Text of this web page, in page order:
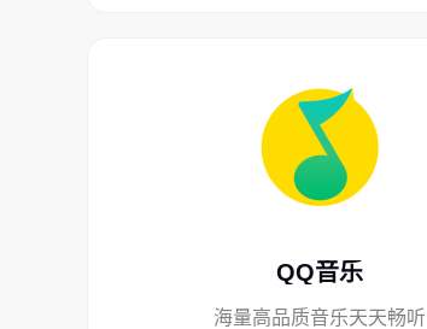
QQ音乐
海量高品质音乐天天畅听